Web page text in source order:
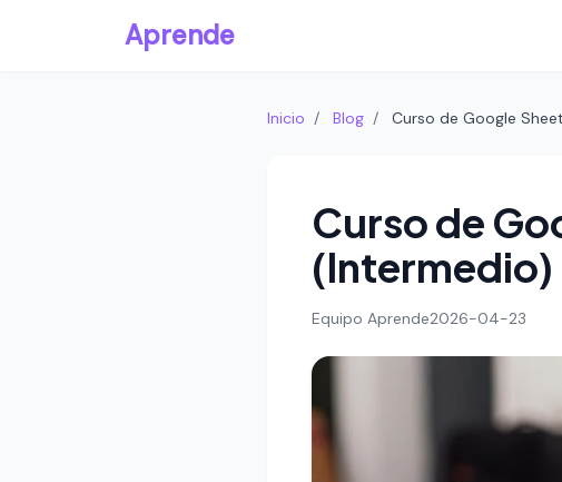
Aprende
Inicio / Blog / Curso de Google
Curso de
(Intermedio)
Equipo Aprende2026-04-23